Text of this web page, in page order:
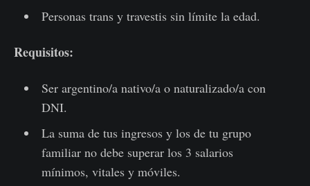
Personas trans y travestis sin límite la edad.
Requisitos:
Ser argentino/a nativo/a o naturalizado/a con
DNI.
La suma de tus ingresos y los de tu grupo
familiar no debe superar los 3 salarios
mínimos, vitales y móviles.